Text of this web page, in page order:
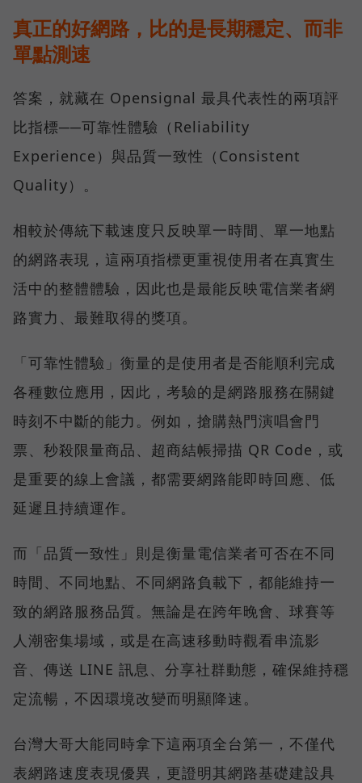
真正的好網路，比的是長期穩定、而非
單點測速
答案，就藏在 Opensignal 最具代表性的兩項評
比指標──可靠性體驗（Reliability
Experience）與品質一致性（Consistent
Quality）。
相較於傳統下載速度只反映單一時間、單一地點
的網路表現，這兩項指標更重視使用者在真實生
活中的整體體驗，因此也是最能反映電信業者網
路實力、最難取得的獎項。
「可靠性體驗」衡量的是使用者是否能順利完成
各種數位應用，因此，考驗的是網路服務在關鍵
時刻不中斷的能力。例如，搶購熱門演唱會門
票、秒殺限量商品、超商結帳掃描 QR Code，或
是重要的線上會議，都需要網路能即時回應、低
延遲且持續運作。
而「品質一致性」則是衡量電信業者可否在不同
時間、不同地點、不同網路負載下，都能維持一
致的網路服務品質。無論是在跨年晚會、球賽等
人潮密集場域，或是在高速移動時觀看串流影
音、傳送 LINE 訊息、分享社群動態，確保維持穩
定流暢，不因環境改變而明顯降速。
台灣大哥大能同時拿下這兩項全台第一，不僅代
表網路速度表現優異，更證明其網路基礎建設具